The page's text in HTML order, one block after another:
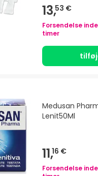
13,53 €
Forsendelse
timer
Medusan
Lenit50Ml
11,16 €
Forsendelse